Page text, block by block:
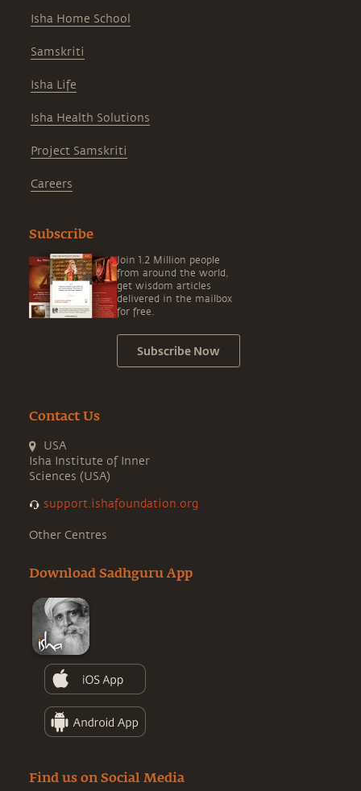
Isha Home School
Samskriti
Isha Life
Isha Health Solutions
Project Samskriti
Careers
Subscribe
Join 1.2 Million people
from around the world,
get wisdom articles
delivered in the mailbox
for free.
Subscribe Now
Contact Us
USA
Isha Institute of Inner
Sciences (USA)
support.ishafoundation.org
Other Centres
Download Sadhguru App
Find us on Social Media